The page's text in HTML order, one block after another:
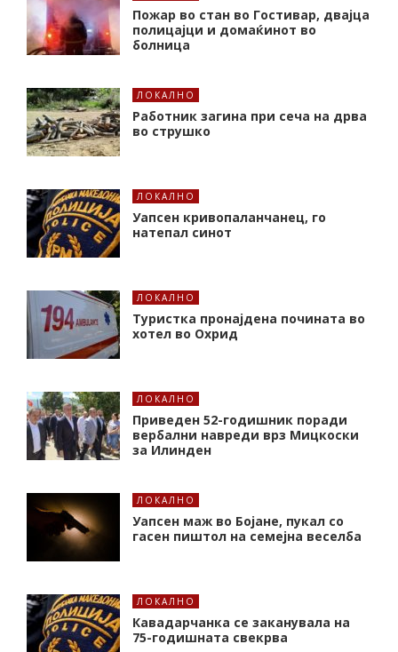
Пожар во стан во Гостивар, двајца
полицајци и домаќинот во
болница
ЛОКАЛНО
Работник загина при сеча на дрва
во струшко
ЛОКАЛНО
Уапсен кривопаланчанец, го
натепал синот
ЛОКАЛНО
Туристка пронајдена почината во
хотел во Охрид
ЛОКАЛНО
Приведен 52-годишник поради
вербални навреди врз Мицкоски
за Илинден
ЛОКАЛНО
Уапсен маж во Бојане, пукал со
гасен пиштол на семејна веселба
ЛОКАЛНО
Кавадарчанка се заканувала на
75-годишната свекрва